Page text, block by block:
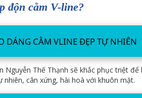
độn cằm V-line?
DÁNG CẰM VLINE ĐẸP TỰ NHIÊN
Nguyễn Thế Thạnh sẽ khắc phục triệt
cân xứng, hài hoà với khuôn mặt.